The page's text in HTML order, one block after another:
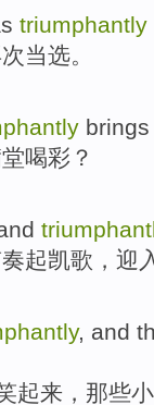
triumphantly
当选。
喝彩？
起凯歌，迎
, and
起来， 那些小